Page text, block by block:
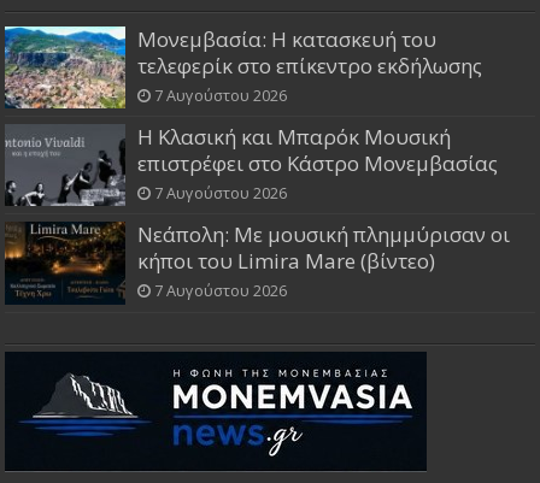
Μονεμβασία: Η κατασκευή του
τελεφερίκ στο επίκεντρο εκδήλωσης
7 Αυγούστου 2026
Η Κλασική και Μπαρόκ Μουσική
επιστρέφει στο Κάστρο Μονεμβασίας
7 Αυγούστου 2026
Νεάπολη: Με μουσική πλημμύρισαν οι
κήποι του Limira Mare (βίντεο)
7 Αυγούστου 2026